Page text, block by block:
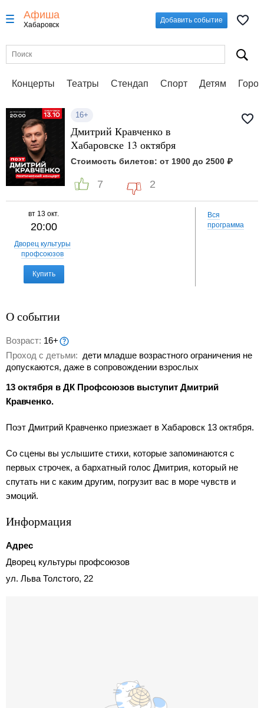
Афиша
Хабаровск
Добавить событие
Концерты Театры Стендап Спорт Детям
16+
Дмитрий Кравченко в
Хабаровске 13 октября
Стоимость билетов: от 1900 до 2500 ₽
7 2
вт 13 окт.
20:00
Дворец культуры
профсоюзов
Купить
Вся
программа
О событии
Возраст: 16+
Проход с детьми: дети младше возрастного ограничения не
допускаются, даже в сопровождении взрослых
13 октября в ДК Профсоюзов выступит Дмитрий
Кравченко.
Поэт Дмитрий Кравченко приезжает в Хабаровск 13 октября.
Со сцены вы услышите стихи, которые запоминаются с
первых строчек, а бархатный голос Дмитрия, который не
спутать ни с каким другим, погрузит вас в море чувств и
эмоций.
Информация
Адрес
Дворец культуры профсоюзов
ул. Льва Толстого, 22